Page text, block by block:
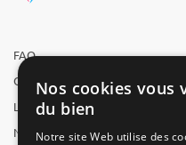
FAQ
Qui sommes-nous ?
L'équipe
Nous recrutons
Nos cookies vous
du bien
Notre site Web utilise des